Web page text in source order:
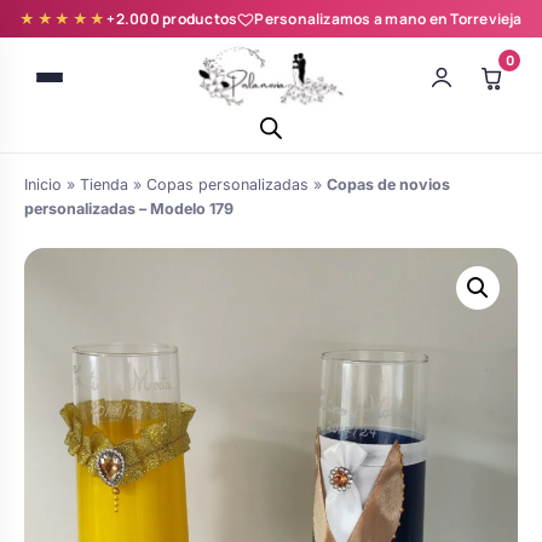
★★★★★+2.000 productos Personalizamos a mano en Torrevieja
0
personalizadas
de boda
Árboles de Huellas para Primera
Comunión
Batas de comunión personalizadas
para niña
Inicio » Tienda » Copas personalizadas » Copas de novios
personalizadas – Modelo 179